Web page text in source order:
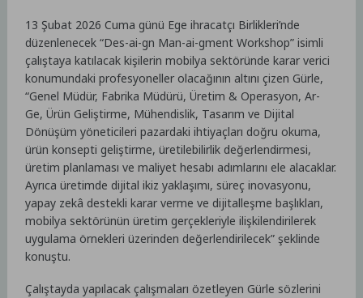
13 Şubat 2026 Cuma günü Ege ihracatçı Birlikleri’nde
düzenlenecek “Des-ai-gn Man-ai-gment Workshop” isimli
çalıştaya katılacak kişilerin mobilya sektöründe karar verici
konumundaki profesyoneller olacağının altını çizen Gürle,
“Genel Müdür, Fabrika Müdürü, Üretim & Operasyon, Ar-
Ge, Ürün Geliştirme, Mühendislik, Tasarım ve Dijital
Dönüşüm yöneticileri pazardaki ihtiyaçları doğru okuma,
ürün konsepti geliştirme, üretilebilirlik değerlendirmesi,
üretim planlaması ve maliyet hesabı adımlarını ele alacaklar.
Ayrıca üretimde dijital ikiz yaklaşımı, süreç inovasyonu,
yapay zekâ destekli karar verme ve dijitalleşme başlıkları,
mobilya sektörünün üretim gerçekleriyle ilişkilendirilerek
uygulama örnekleri üzerinden değerlendirilecek” şeklinde
konuştu.
Çalıştayda yapılacak çalışmaları özetleyen Gürle sözlerini